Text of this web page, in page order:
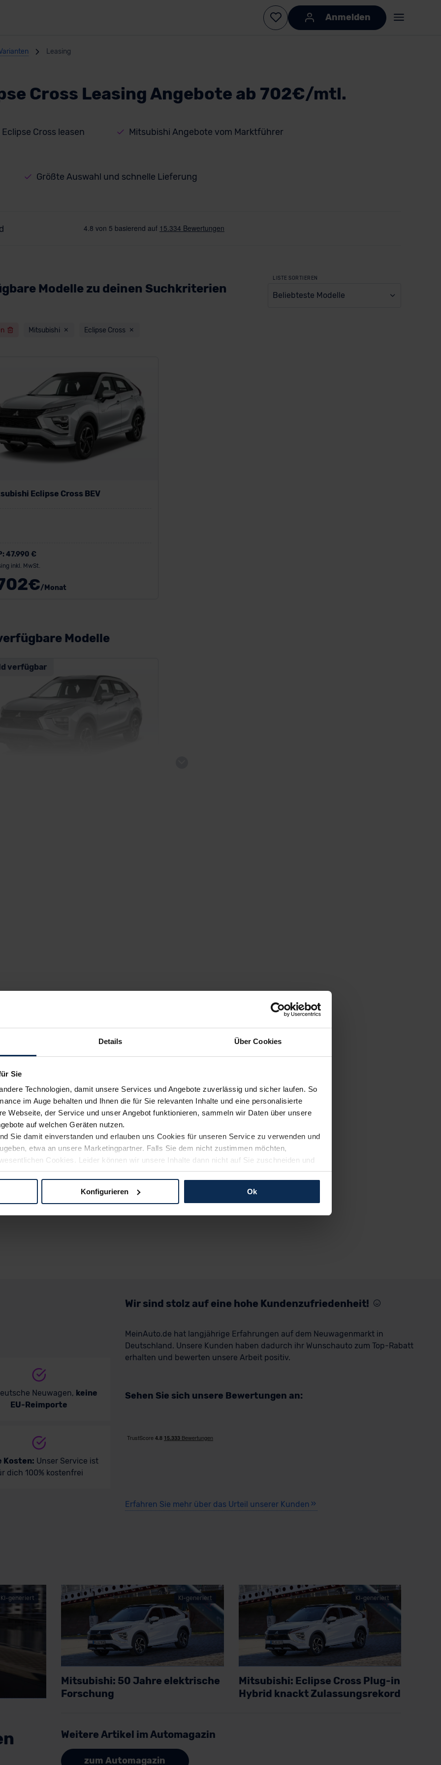
Details Über Cookies
Sie
Technologien, damit unsere Services und Angebote zuverlässig und sicher laufen. So
im Auge behalten und Ihnen die für Sie relevanten Inhalte und eine personalisierte
Webseite, der Service und unser Angebot funktionieren, sammeln wir Daten über unsere
auf welchen Geräten nutzen.
Sie damit einverstanden und erlauben uns Cookies für unseren Service zu verwenden und
etwa an unsere Marketingpartner. Falls Sie dem nicht zustimmen möchten,
Cookies. Leider können wir unsere Inhalte dann nicht auf Sie zuschneiden und
Weg zu Ihrem Neuwagen unterstützen. Sie können die Einstellungen jederzeit anpassen
Konfigurieren Ok
Anmelden
Leasing
Cross Leasing Angebote ab 702€/mtl.
Cross leasen Mitsubishi Angebote vom Marktführer
Größte Auswahl und schnelle Lieferung
Modelle zu deinen Suchkriterien
LISTE SORTIEREN
Beliebteste Modelle
Mitsubishi Eclipse Cross
Eclipse Cross BEV
47.990 €
inkl. MwSt.
€/Monat
Modelle
verfügbar
Neuwagen, keine
EU-Reimporte
Kosten: Unser Service ist
dich 100% kostenfrei
Wir sind stolz auf eine hohe Kundenzufriedenheit!
MeinAuto.de hat langjährige Erfahrungen auf dem Neuwagenmarkt in
Deutschland. Unsere Kunden haben dadurch ihr Wunschauto zum Top-Rabatt
erhalten und bewerten unsere Arbeit positiv.
Sehen Sie sich unsere Bewertungen an:
Erfahren Sie mehr über das Urteil unserer Kunden
KI-generiert KI-generiert
Mitsubishi: 50 Jahre elektrische
Forschung
KI-generiert
Mitsubishi: Eclipse Cross Plug-in
Hybrid knackt Zulassungsrekord
Weitere Artikel im Automagazin
zum Automagazin